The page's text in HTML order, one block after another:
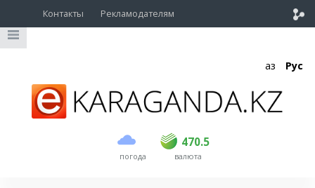
Контакты Рекламодателям
Қаз Рус
погода
470.5
USD 468.5 470.5
EUR валюта